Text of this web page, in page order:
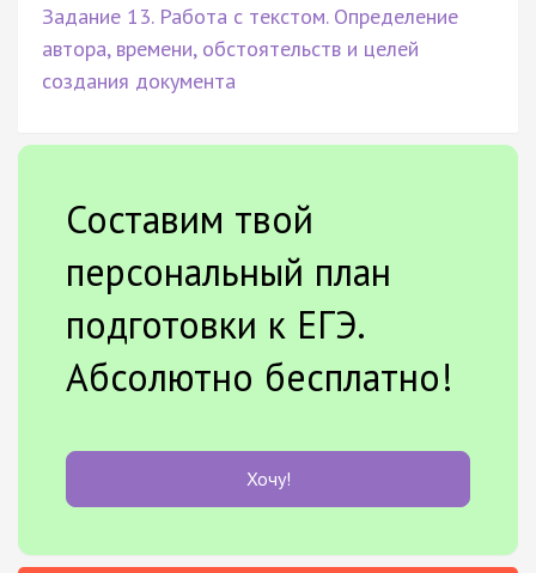
Задание 13. Работа с текстом. Определение
автора, времени, обстоятельств и целей
создания документа
Составим твой
персональный план
подготовки к ЕГЭ.
Абсолютно бесплатно!
Хочу!